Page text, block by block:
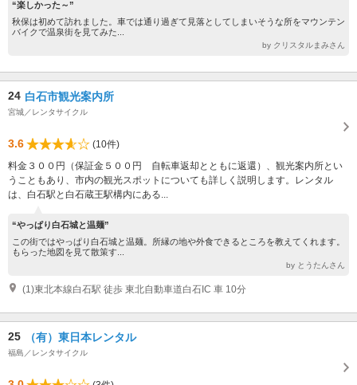
“楽しかった～”
秋保は初めて訪れました。車では通り過ぎて見落としてしまいそうな所をマウンテン
バイクで温泉街を見てみた...
by クリスタルまみさん
24 白石市観光案内所
宮城／レンタサイクル
3.6
(10件)
料金３００円（保証金５００円 自転車返却とともに返還）、観光案内所とい
うこともあり、市内の観光スポットについても詳しく説明します。レンタル
は、白石駅と白石蔵王駅構内にある...
“やっぱり白石城と温麺”
この街ではやっぱり白石城と温麺。所縁の地や外食できるところを教えてくれます。
もらった地図を見て散策す...
by とうたんさん
(1)東北本線白石駅 徒歩 東北自動車道白石IC 車 10分
25 （有）東日本レンタル
福島／レンタサイクル